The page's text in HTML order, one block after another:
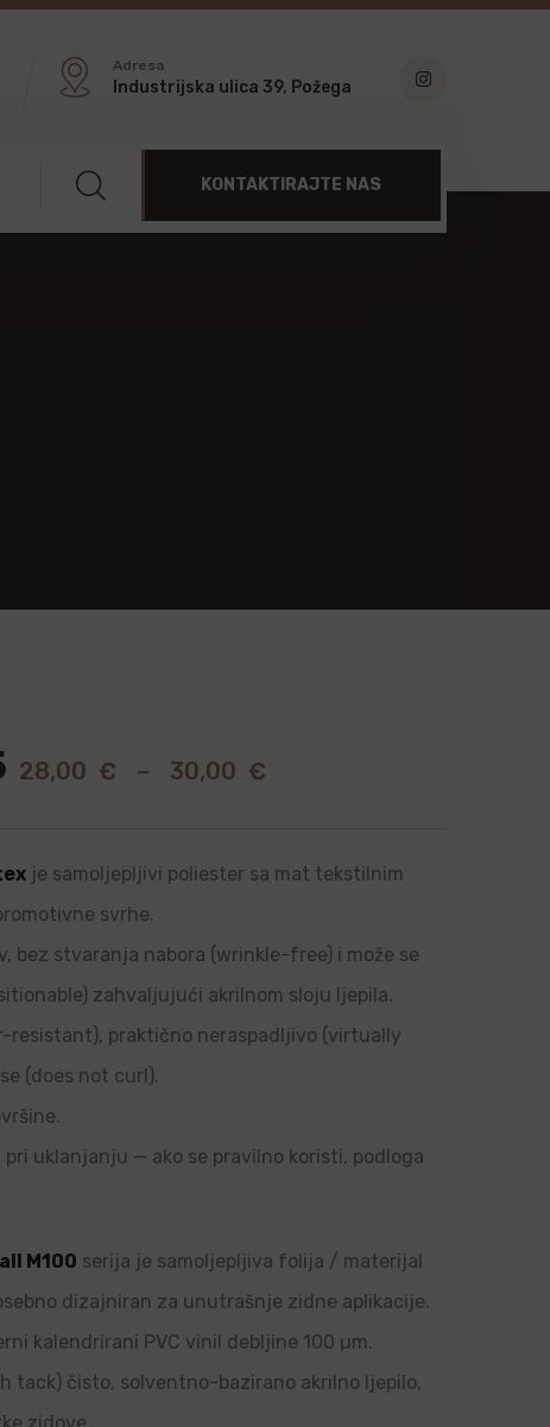
Adresa
Industrijska ulica 39, Požega
KONTAKTIRAJTE NAS
28,00 € – 30,00 €
je samoljepljivi poliester sa mat tekstilnim
svrhe.
bez stvaranja nabora (wrinkle-free) i može se
zahvaljujući akrilnom sloju ljepila.
resistant), praktično neraspadljivo (virtually
(does not curl).
uklanjanju — ako se pravilno koristi, podloga
M100 serija je samoljepljiva folija / materijal
dizajniran za unutrašnje zidne aplikacije.
kalendrirani PVC vinil debljine 100 µm.
tack) čisto, solventno-bazirano akrilno ljepilo,